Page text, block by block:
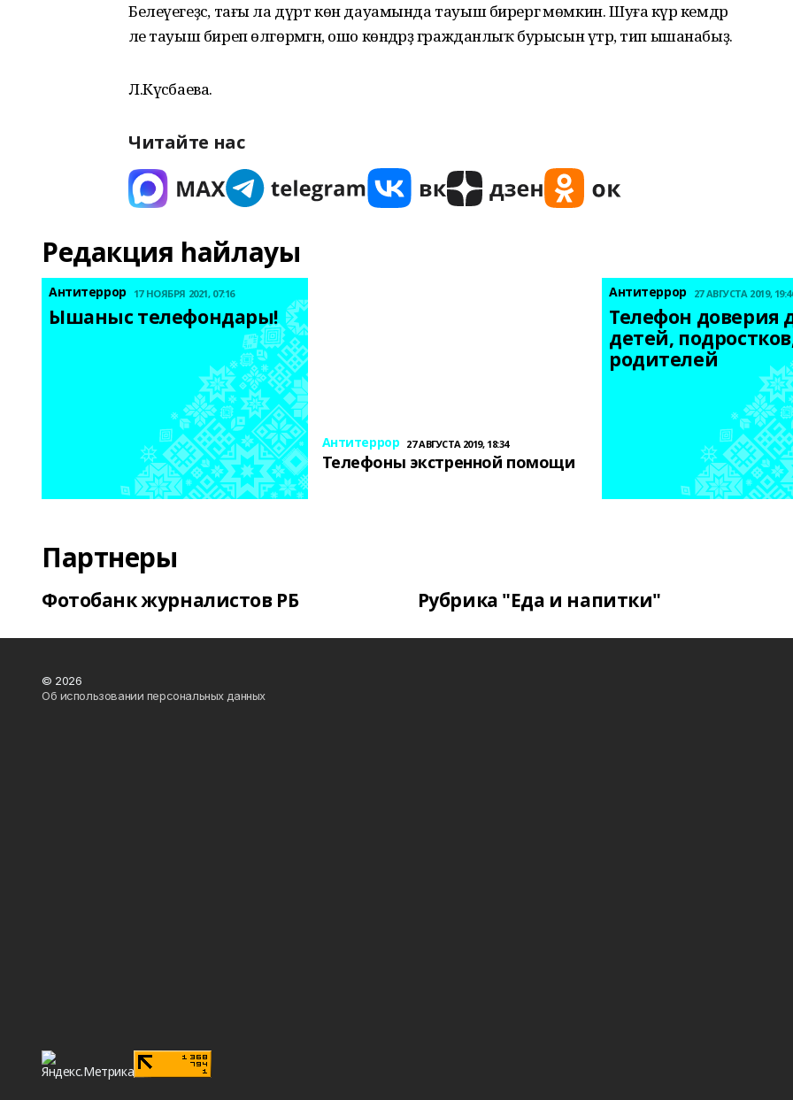
Белеүегеҙсә, тағы ла дүрт көн дауамында тауыш бирергә мөмкин. Шуға күрә кемдәр
әле тауыш биреп өлгөрмәгән, ошо көндәрҙә гражданлыҡ бурысын үтәр, тип ышанабыҙ.
Л.Күсәбаева.
Читайте нас
Редакция һайлауы
Антитеррор 17 НОЯБРЯ 2021, 07:16
Ышаныс телефондары!
Антитеррор 27 АВГУСТА 2019, 18:34
Телефоны экстренной помощи
Антитеррор 27 АВГУСТА 2019,
Телефон доверия
детей,
родителей
Партнеры
Фотобанк журналистов РБ Рубрика "Еда и напитки"
© 2026
Об использовании персональных данных